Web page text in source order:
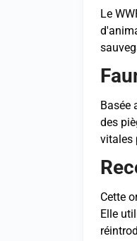
Le
Basée
des
vitales
Cette
Elle